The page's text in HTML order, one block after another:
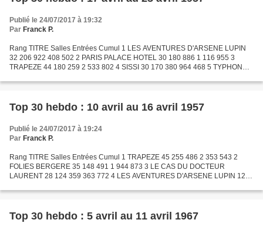
Publié le 24/07/2017 à 19:32
Par Franck P.
Rang TITRE Salles Entrées Cumul 1 LES AVENTURES D'ARSENE LUPIN
32 206 922 408 502 2 PARIS PALACE HOTEL 30 180 886 1 116 955 3
TRAPEZE 44 180 259 2 533 802 4 SISSI 30 170 380 964 468 5 TYPHON
Top 30 hebdo : 10 avril au 16 avril 1957
Publié le 24/07/2017 à 19:24
Par Franck P.
Rang TITRE Salles Entrées Cumul 1 TRAPEZE 45 255 486 2 353 543 2
FOLIES BERGERE 35 148 491 1 944 873 3 LE CAS DU DOCTEUR
LAURENT 28 124 359 363 772 4 LES AVENTURES D'ARSENE LUPIN 12
794...
Top 30 hebdo : 5 avril au 11 avril 1967